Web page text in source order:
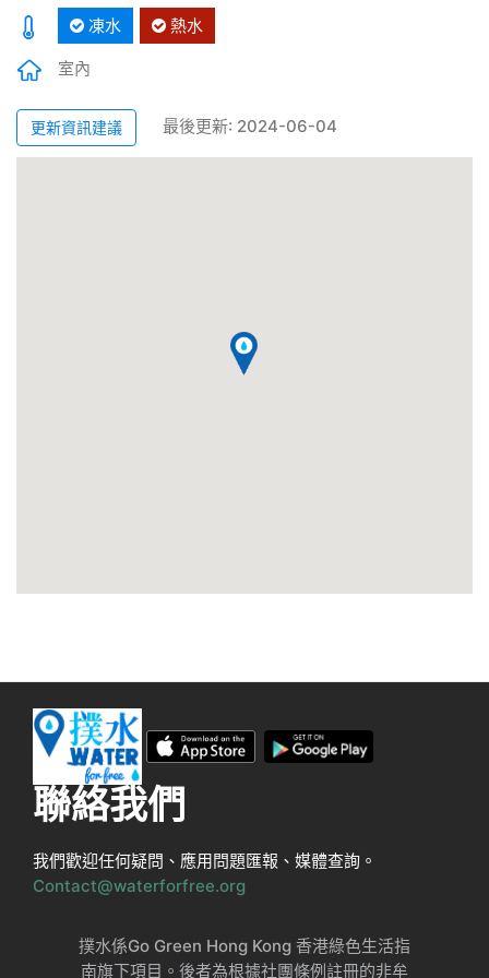
凍水 熱水
室內
更新資訊建議 最後更新: 2024-06-04
聯絡我們
我們歡迎任何疑問、應用問題匯報、媒體查詢。
Contact@waterforfree.org
撲水係Go Green Hong Kong 香港綠色生活指
南旗下項目。後者為根據社團條例註冊的非牟